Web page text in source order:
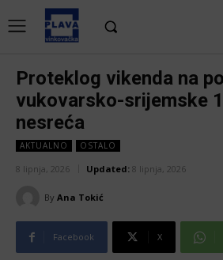
Proteklog vikenda na
vukovarsko-srijemske
nesreća
AKTUALNO OSTALO
8 lipnja, 2026 Updated: 8 lipnja, 2026
By Ana Tokić
Facebook X